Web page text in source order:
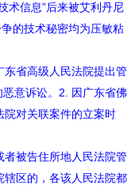
信息”后来被艾利丹尼
的技术秘密均为压敏粘
省高级人民法院提出管
意诉讼。 2. 因广东省佛
院对关联案件的立案时
被告住所地人民法院管
区的，各该人民法院都